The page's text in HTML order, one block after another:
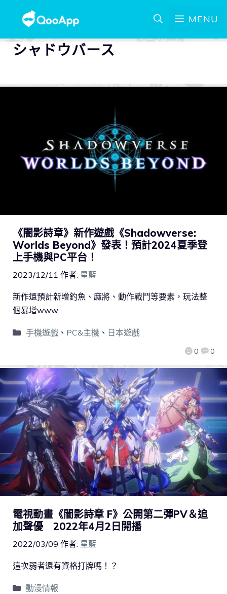
MENU
シャドウバース
《闇影詩章》新作遊戲《Shadowverse:
Worlds Beyond》發表！預計2024夏季登
上手機與PC平台！
2023/12/11 作者: 星藍
0 0
新作還預計新增釣魚、麻將、動作戰鬥等要素，玩法整
個暴增www
手機遊戲、 PC&主機、 日本遊戲
電視動畫《闇影詩章 F》公開第二彈PV＆追
加聲優 2022年4月2日開播
2022/03/09 作者: 星藍
這次弱者還有資格打牌嗎！？
動漫情報